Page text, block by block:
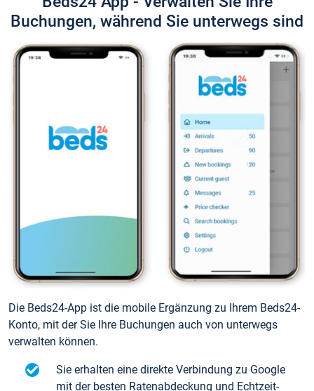
Buchungen, während Sie unterwegs sind
Die Beds24-App ist die mobile Ergänzung zu Ihrem Beds24-
Konto, mit der Sie Ihre Buchungen auch von unterwegs
verwalten können.
Sie erhalten eine direkte Verbindung zu Google
mit der besten Ratenabdeckung und Echtzeit-